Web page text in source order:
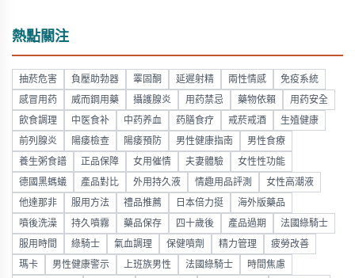
熱點關注
抽菸危害 負壓助勃器 睪固酮 延遲射精 兩性情感 免疫系統
感冒用药 威而鋼用藥 攝護腺炎 用药禁忌 藥物依賴 用药安全
飲食調理 中医食补 中药养血 药膳食疗 戒菸戒酒 生殖健康
前列腺炎 陽痿檢查 陽痿預防 男性健康指南 男性食療
養生粥食譜 正品保障 女用催情 夫妻體驗 女性性功能
德國黑螞蟻 產品對比 外用持久液 情趣用品評測 女性高潮液
他達那非 服用方法 禮品推薦 日本倍力挺 海外版藥品
噴後洗澡 持久噴霧 藥品保存 四十歲後 產品過期 法國綠騎士
服用時間 綠騎士 氣血調理 保健噴劑 精力管理 疲勞改善
瑪卡 男性健康警示 上班族男性 法國綠騎士 時間焦慮